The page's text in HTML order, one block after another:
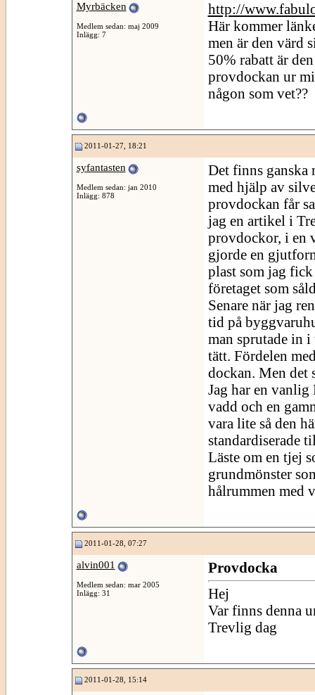
Myrbäcken
Medlem sedan: maj 2009
Inlägg: 7
http://
Här kommer
men är den värd
50% rabatt är
provdockan ur
någon som vet??
2011-01-27, 18:21
syfantasten
Medlem sedan: jan 2010
Inlägg: 878
Det finns ganska
med hjälp av
provdockan får
jag en artikel i
provdockor, i en
gjorde en
plast som jag
företaget som
Senare när jag
tid på
man sprutade in
tätt. Fördelen
dockan. Men det
Jag har en vanlig
vadd och en
vara lite så den
standardiserade
Läste om en tjej
grundmönster
hålrummen med
2011-01-28, 07:27
alvin001
Medlem sedan: mar 2005
Inlägg: 31
Provdocka
Hej
Var finns denna
Trevlig dag
2011-01-28, 15:14